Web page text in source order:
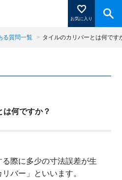
お気に入り
入り登録」を押すと登録した
。
る質問一覧 > タイルのカリバーとは何です
は何ですか？
際に多少の寸法誤差が生
バー」といいます。